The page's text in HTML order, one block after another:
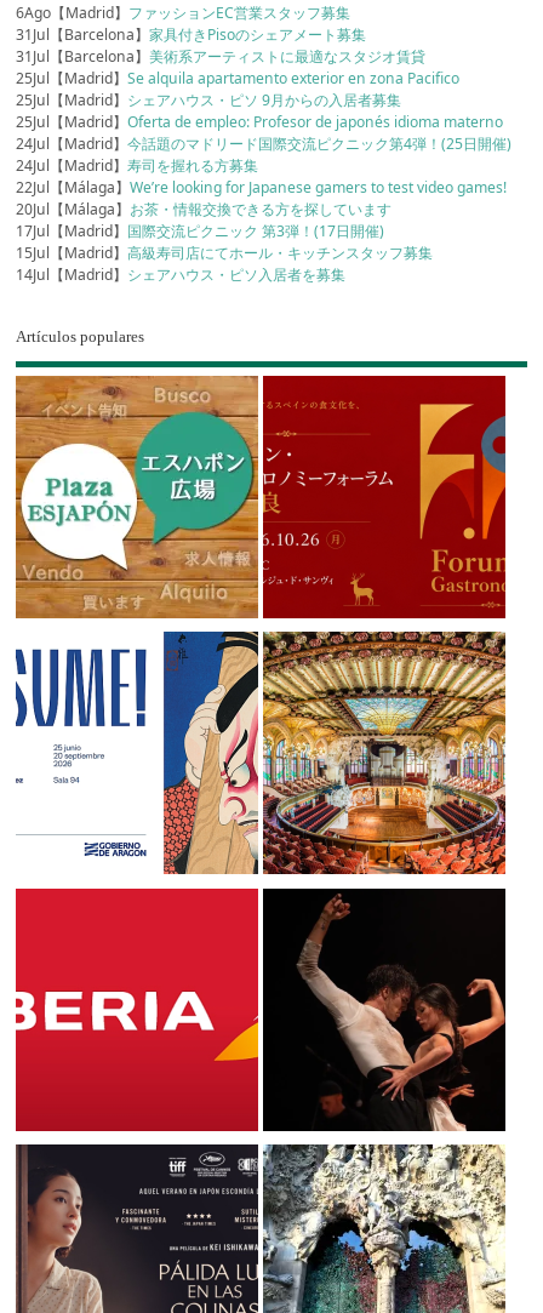
6Ago【Madrid】 ファッションEC営業スタッフ募集
31Jul【Barcelona】家具付きPisoのシェアメート募集
31Jul【Barcelona】美術系アーティストに最適なスタジオ賃貸
25Jul【Madrid】Se alquila apartamento exterior en zona Pacifico
25Jul【Madrid】 シェアハウス・ピソ 9月からの入居者募集
25Jul【Madrid】Oferta de empleo: Profesor de japonés idioma materno
24Jul【Madrid】今話題のマドリード国際交流ピクニック第4弾！(25日開催)
24Jul【Madrid】寿司を握れる方募集
22Jul【Málaga】We’re looking for Japanese gamers to test video games!
20Jul【Málaga】 お茶・情報交換できる方を探しています
17Jul【Madrid】 国際交流ピクニック 第3弾！(17日開催)
15Jul【Madrid】高級寿司店にてホール・キッチンスタッフ募集
14Jul【Madrid】 シェアハウス・ピソ入居者を募集
Artículos populares